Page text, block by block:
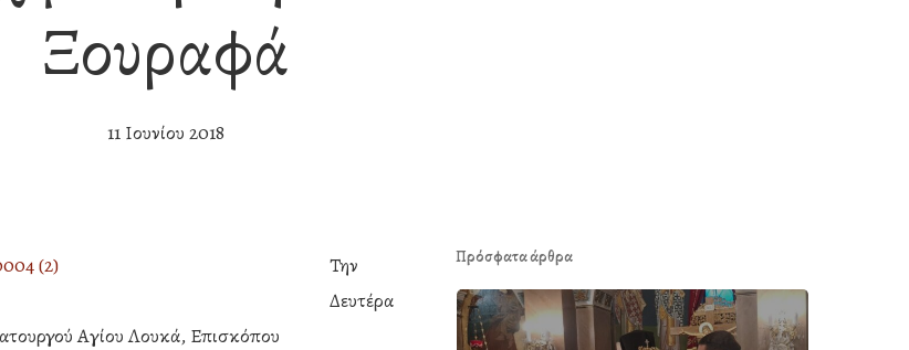
Ξουραφά
11 Ιουνίου 2018
Την
Δευτέρα
Αγίου Λουκά, Επισκόπου
Πρόσφατα άρθρα